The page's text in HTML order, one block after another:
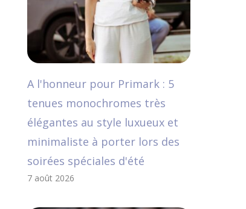
A l'honneur pour Primark : 5
tenues monochromes très
élégantes au style luxueux et
minimaliste à porter lors des
soirées spéciales d'été
7 août 2026